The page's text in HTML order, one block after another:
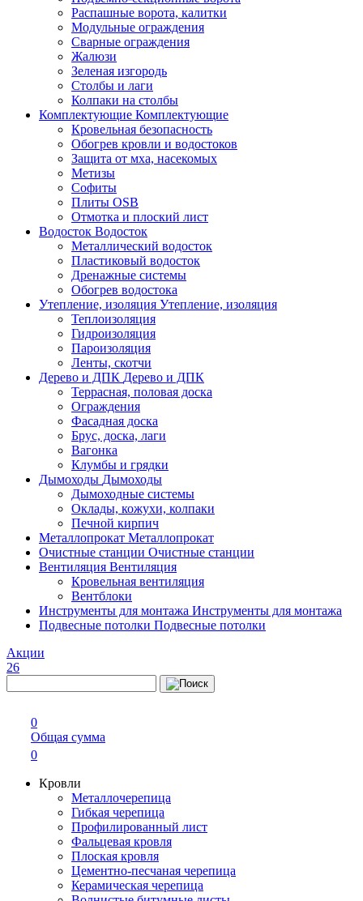
Распашные ворота, калитки
Модульные ограждения
Сварные ограждения
Жалюзи
Зеленая изгородь
Столбы и лаги
Колпаки на столбы
Комплектующие Комплектующие
Кровельная безопасность
Обогрев кровли и водостоков
Защита от мха, насекомых
Метизы
Софиты
Плиты OSB
Отмотка и плоский лист
Водосток Водосток
Металлический водосток
Пластиковый водосток
Дренажные системы
Обогрев водостока
Утепление, изоляция Утепление, изоляция
Теплоизоляция
Гидроизоляция
Пароизоляция
Ленты, скотчи
Дерево и ДПК Дерево и ДПК
Террасная, половая доска
Ограждения
Фасадная доска
Брус, доска, лаги
Вагонка
Клумбы и грядки
Дымоходы Дымоходы
Дымоходные системы
Оклады, кожухи, колпаки
Печной кирпич
Металлопрокат Металлопрокат
Очистные станции Очистные станции
Вентиляция Вентиляция
Кровельная вентиляция
Вентблоки
Инструменты для монтажа Инструменты для монтажа
Подвесные потолки Подвесные потолки
Акции
26
0
Общая сумма
0
Кровли
Металлочерепица
Гибкая черепица
Профилированный лист
Фальцевая кровля
Плоская кровля
Цементно-песчаная черепица
Керамическая черепица